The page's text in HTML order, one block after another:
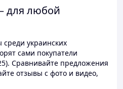
для любой
украинских
сами покупатели
Сравнивайте предложения
отзывы с фото и видео,